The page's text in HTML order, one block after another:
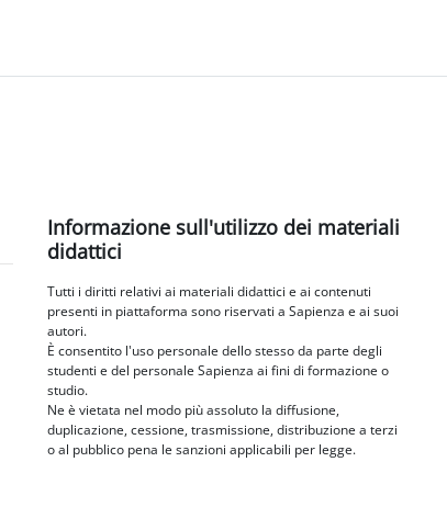
Blocchi
Informazione sull'utilizzo dei materiali
didattici
Tutti i diritti relativi ai materiali didattici e ai contenuti
presenti in piattaforma sono riservati a Sapienza e ai suoi
autori.
È consentito l'uso personale dello stesso da parte degli
studenti e del personale Sapienza ai fini di formazione o
studio.
Ne è vietata nel modo più assoluto la diffusione,
duplicazione, cessione, trasmissione, distribuzione a terzi
o al pubblico pena le sanzioni applicabili per legge.